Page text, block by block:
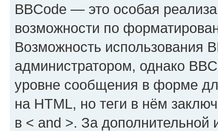
BBCode — это особая
возможности по
Возможность использования
администратором, однако
уровне сообщения в форме
на HTML, но теги в нём
в < and >. За